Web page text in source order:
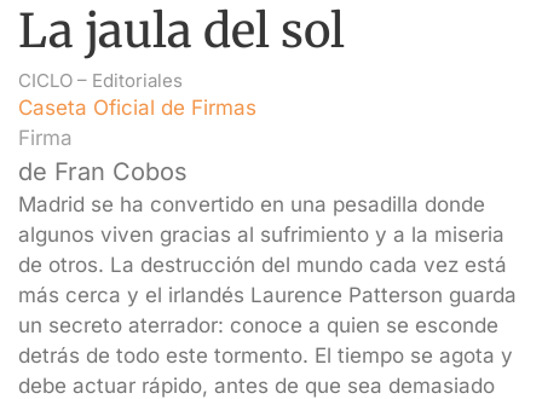
La jaula del sol
CICLO – Editoriales
Caseta Oficial de Firmas
Firma
de Fran Cobos
Madrid se ha convertido en una pesadilla donde
algunos viven gracias al sufrimiento y a la miseria
de otros. La destrucción del mundo cada vez está
más cerca y el irlandés Laurence Patterson guarda
un secreto aterrador: conoce a quien se esconde
detrás de todo este tormento. El tiempo se agota y
debe actuar rápido, antes de que sea demasiado